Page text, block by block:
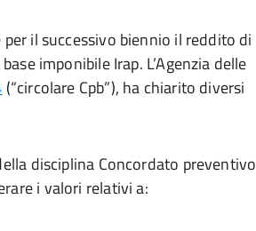
il successivo biennio il reddito di
imponibile Irap. L’Agenzia delle
(“circolare Cpb”), ha chiarito diversi
disciplina Concordato preventivo
i valori relativi a: